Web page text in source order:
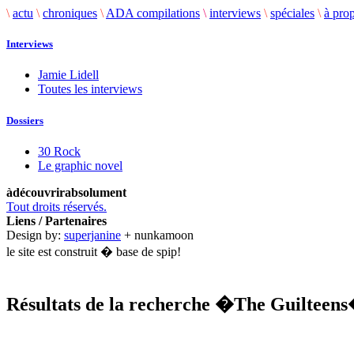
\ actu \ chroniques \ ADA compilations \ interviews \ spéciales \ à
Interviews
Jamie Lidell
Toutes les interviews
Dossiers
30 Rock
Le graphic novel
àdécouvrirabsolument
Tout droits réservés.
Liens / Partenaires
Design by: superjanine + nunkamoon
le site est construit � base de spip!
Résultats de la recherche �The